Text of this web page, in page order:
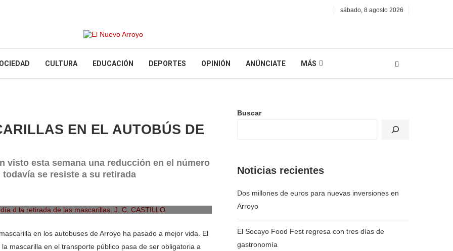
sábado, 8 agosto 2026
CULTURA EDUCACIÓN DEPORTES OPINIÓN ANÚNCIATE MÁS
EN EL AUTOBÚS DE
visto esta semana una reducción en el número
se resiste a su retirada
en los autobuses de Arroyo ha pasado a mejor vida. El
mascarilla en el transporte público pasa de ser obligatoria a
Buscar
Noticias recientes
Dos millones de euros para nuevas inversiones en
Arroyo
El Socayo Food Fest regresa con tres días de
gastronomía